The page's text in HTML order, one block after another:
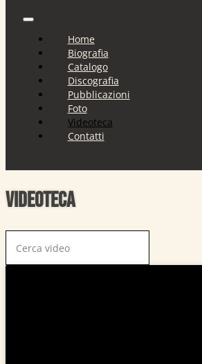
Home
Biografia
Catalogo
Discografia
Pubblicazioni
Foto
Videoteca
Contatti
Videoteca